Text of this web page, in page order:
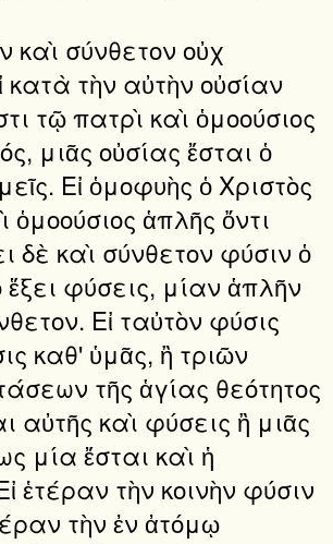
καὶ σύνθετον οὐχ
κατὰ τὴν αὐτὴν οὐσίαν
τῷ πατρὶ καὶ ὁμοούσιος
μιᾶς οὐσίας ἔσται ὁ
Εἰ ὁμοφυὴς ὁ Χριστὸς
ὁμοούσιος ἁπλῆς ὄντι
δὲ καὶ σύνθετον φύσιν ὁ
ἕξει φύσεις, μίαν ἁπλῆν
Εἰ ταὐτὸν φύσις
καθ' ὑμᾶς, ἢ τριῶν
τῆς ἁγίας θεότητος
αὐτῆς καὶ φύσεις ἢ μιᾶς
μία ἔσται καὶ ἡ
ἑτέραν τὴν κοινὴν φύσιν
τὴν ἐν ἀτόμῳ